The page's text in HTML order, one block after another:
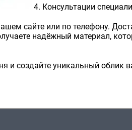
Консультации
сайте или по телефону.
надёжный материал,
и создайте уникальный